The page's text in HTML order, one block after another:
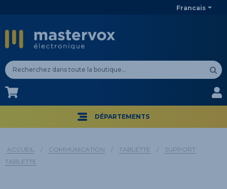
Francais
CA$
DÉPARTEMENTS
ACCUEIL / COMMUNICATION / TABLETTE /
SUPPORT
TABLETTE